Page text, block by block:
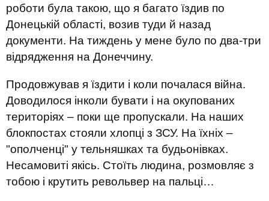
роботи була такою, що я багато їздив по
Донецькій області, возив туди й назад
документи. На тиждень у мене було по два-три
відрядження на Донеччину.
Продовжував я їздити і коли почалася війна.
Доводилося інколи бувати і на окупованих
територіях – поки ще пропускали. На наших
блокпостах стояли хлопці з ЗСУ. На їхніх –
"ополченці" у тельняшках та будьонівках.
Несамовиті якісь. Стоїть людина, розмовляє з
тобою і крутить револьвер на пальці…